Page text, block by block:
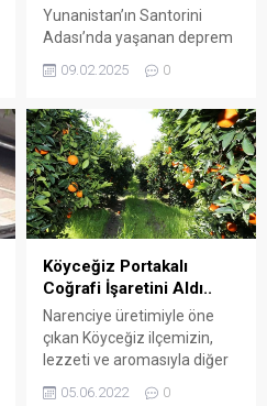
Yunanistan’ın Santorini
Adası’nda yaşanan deprem
CHP Muğla Milletvekili
Şehircilik ve İklim Değişikliği
Bakanı Murat Kurum’un
yanıtlaması istemiyle 6 soru
yöneltti ARENA HABER –
CHP Muğla Milletvekili
Gizem Özcan, deprem
fırtınasının bölgedeki aktif
volkanik yapıyla bağlantılı
olabileceği yönündeki
değerlendirmelere dikkat
çekerek, Türkiye’nin Ege
kıyıları için...
09.02.2025 0
Köyceğiz Portakalı
Coğrafi İşaretini Aldı..
Narenciye üretimiyle öne
çıkan Köyceğiz ilçemizin,
lezzeti ve aromasıyla diğer
05.06.2022 0